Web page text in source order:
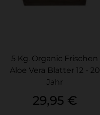
5 Kg. Organic Frischen
Aloe Vera Blatter 12 - 20
Jahr
Preis
29,95 €